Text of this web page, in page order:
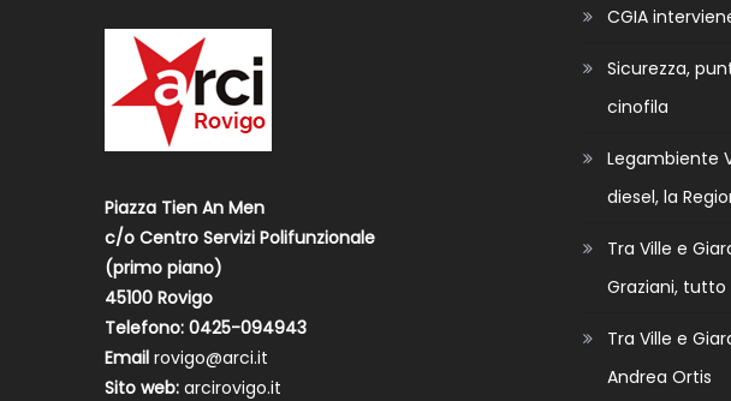
Piazza Tien An Men
c/o Centro Servizi Polifunzionale
(primo piano)
45100 Rovigo
Telefono: 0425-094943
Emailrovigo@arci.it
Sito web:arcirovigo.it
CGIA
Sicurezza,
cinofila
Legambiente
diesel, la
Tra Ville e
Graziani, tutto
Tra Ville e
Andrea Ortis